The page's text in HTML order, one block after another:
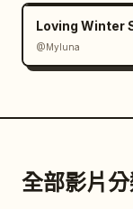
Loving Winter
@Myluna
全部影片